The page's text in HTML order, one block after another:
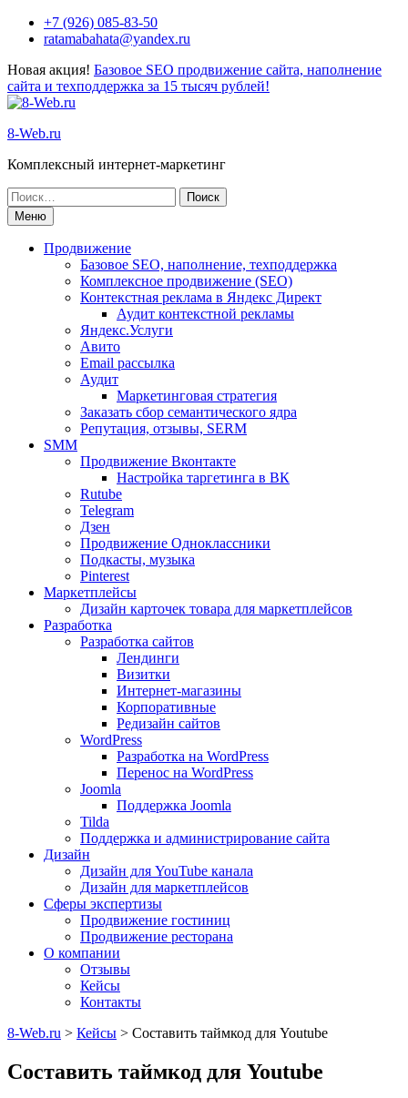
Перейти+7 (926) 085-83-50
ratamabahata@yandex.ru
Новая акция! Базовое SEO продвижение сайта, наполнение
сайта и техподдержка за 15 тысяч рублей!
8-Web.ru
Комплексный интернет-маркетинг
Поиск
по:Меню
Продвижение
Базовое SEO, наполнение, техподдержка
Комплексное продвижение (SEO)
Контекстная реклама в Яндекс Директ
Аудит контекстной рекламы
Яндекс.Услуги
Авито
Email рассылка
Аудит
Маркетинговая стратегия
Заказать сбор семантического ядра
Репутация, отзывы, SERM
SMM
Продвижение Вконтакте
Настройка таргетинга в ВК
Rutube
Telegram
Дзен
Продвижение Одноклассники
Подкасты, музыка
Pinterest
Маркетплейсы
Дизайн карточек товара для маркетплейсов
Разработка
Разработка сайтов
Лендинги
Визитки
Интернет-магазины
Корпоративные
Редизайн сайтов
WordPress
Разработка на WordPress
Перенос на WordPress
Joomla
Поддержка Joomla
Tilda
Поддержка и администрирование сайта
Дизайн
Дизайн для YouTube канала
Дизайн для маркетплейсов
Сферы экспертизы
Продвижение гостиниц
Продвижение ресторана
О компании
Отзывы
Кейсы
Контакты
8-Web.ru > Кейсы > Составить таймкод для Youtube
Составить таймкод для Youtube